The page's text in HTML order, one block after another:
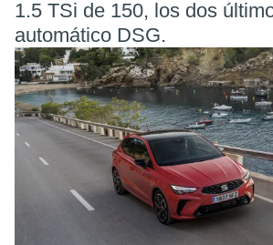
1.5 TSi de 150, los dos
automático DSG.